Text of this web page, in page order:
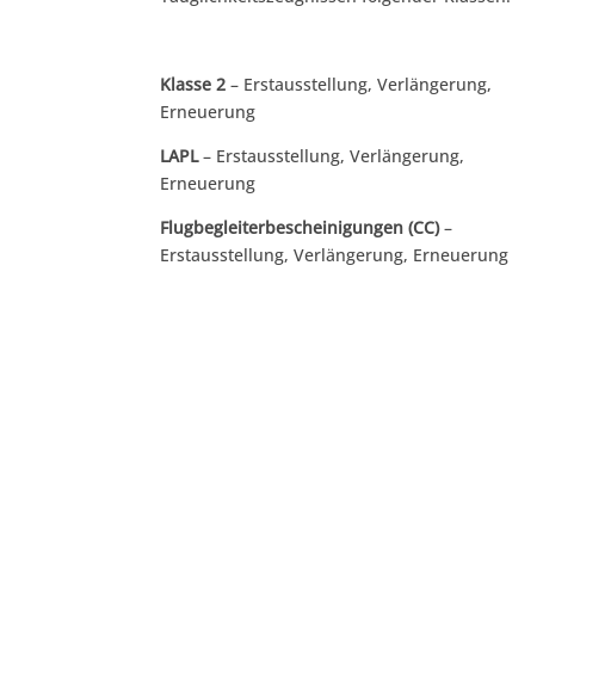
Klasse 2– Erstausstellung, Verlängerung,
Erneuerung
LAPL– Erstausstellung, Verlängerung,
Erneuerung
Flugbegleiterbescheinigungen (CC)–
Erstausstellung, Verlängerung, Erneuerung